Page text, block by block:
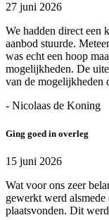
27 juni 2026
We hadden direct een
aanbod stuurde.
was echt een hoop
mogelijkheden. De
van de mogelijkheden
- Nicolaas de Koning
Ging goed in overleg
15 juni 2026
Wat voor ons zeer
gewerkt werd
plaatsvonden. Dit